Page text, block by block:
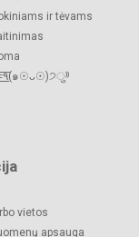
ir tėvams
Biblioteka =͟͟͞͞٩(๑☉ᴗ☉)੭ु⁾⁾
vietos
apsauga